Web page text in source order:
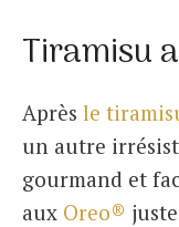
Tiramisu
Après le
un autre
gourmand et
aux Oreo®